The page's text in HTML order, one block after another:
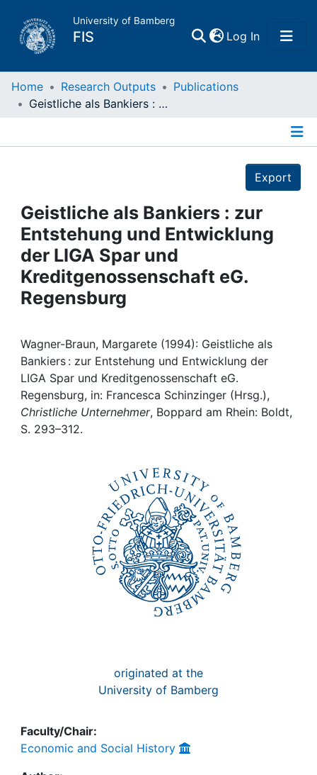
University of Bamberg
FIS Log In(current)
Home
Projects
People
Institutions
My FIS
Help
Home Research Outputs
Publications
Geistliche als Bankiers : zur Entstehung und Entwicklung der LIGA Spar und Kreditgenossenschaft eG. Regensburg
Export
Geistliche als Bankiers : zur
Entstehung und Entwicklung
der LIGA Spar und
Kreditgenossenschaft eG.
Regensburg
Wagner-Braun, Margarete (1994): Geistliche als
Bankiers : zur Entstehung und Entwicklung der
LIGA Spar und Kreditgenossenschaft eG.
Regensburg, in: Francesca Schinzinger (Hrsg.),
Christliche Unternehmer, Boppard am Rhein: Boldt,
S. 293–312.
originated at the
University of Bamberg
Faculty/Chair:
Economic and Social History